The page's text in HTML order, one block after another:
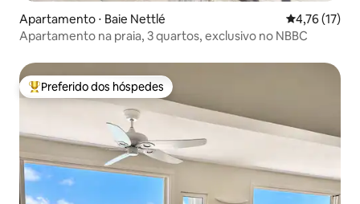
Apartamento ⋅ Baie Nettlé 4,76 de uma
4,76 (17)
Apartamento na praia, 3 quartos, exclusivo no NBBC
Entre os melhores preferidos dos hóspedes
Preferido dos hóspedes